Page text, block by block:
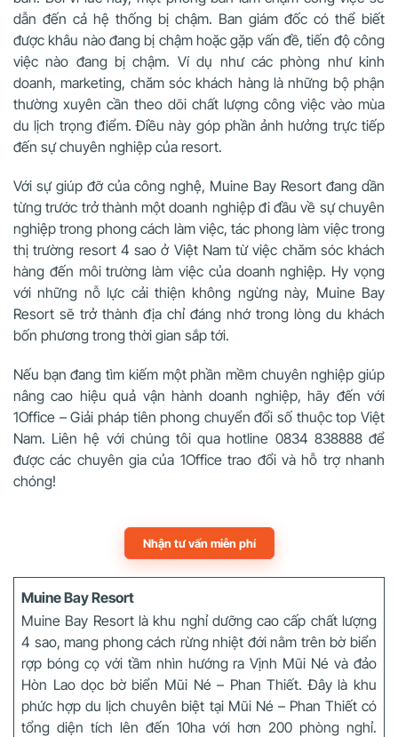
dẫn đến cả hệ thống bị chậm. Ban giám đốc có thể biết
được khâu nào đang bị chậm hoặc gặp vấn đề, tiến độ công
việc nào đang bị chậm. Ví dụ như các phòng như kinh
doanh, marketing, chăm sóc khách hàng là những bộ phận
thường xuyên cần theo dõi chất lượng công việc vào mùa
du lịch trọng điểm. Điều này góp phần ảnh hưởng trực tiếp
đến sự chuyên nghiệp của resort.
Với sự giúp đỡ của công nghệ, Muine Bay Resort đang dần
từng trước trở thành một doanh nghiệp đi đầu về sự chuyên
nghiệp trong phong cách làm việc, tác phong làm việc trong
thị trường resort 4 sao ở Việt Nam từ việc chăm sóc khách
hàng đến môi trường làm việc của doanh nghiệp. Hy vọng
với những nỗ lực cải thiện không ngừng này, Muine Bay
Resort sẽ trở thành địa chỉ đáng nhớ trong lòng du khách
bốn phương trong thời gian sắp tới.
Nếu bạn đang tìm kiếm một phần mềm chuyên nghiệp giúp
nâng cao hiệu quả vận hành doanh nghiệp, hãy đến với
1Office – Giải pháp tiên phong chuyển đổi số thuộc top Việt
Nam. Liên hệ với chúng tôi qua hotline 0834 838888 để
được các chuyên gia của 1Office trao đổi và hỗ trợ nhanh
chóng!
Nhận tư vấn miễn phí
Muine Bay Resort
Muine Bay Resort là khu nghỉ dưỡng cao cấp chất lượng
4 sao, mang phong cách rừng nhiệt đới nằm trên bờ biển
rợp bóng cọ với tầm nhìn hướng ra Vịnh Mũi Né và đảo
Hòn Lao dọc bờ biển Mũi Né – Phan Thiết. Đây là khu
phức hợp du lịch chuyên biệt tại Mũi Né – Phan Thiết có
tổng diện tích lên đến 10ha với hơn 200 phòng nghỉ.